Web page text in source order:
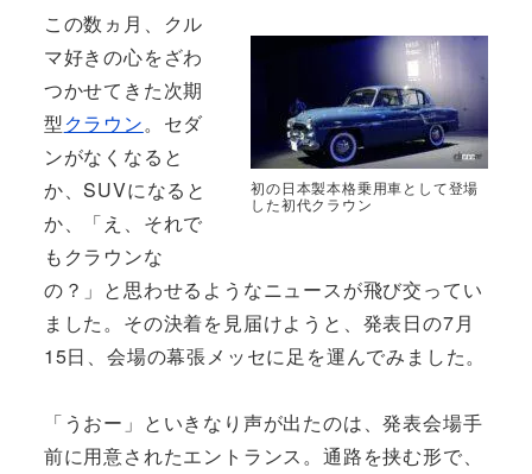
初の日本製本格乗用車として登場
した初代クラウン
この数ヵ月、クル
マ好きの心をざわ
つかせてきた次期
型クラウン。セダ
ンがなくなると
か、SUVになると
か、「え、それで
もクラウンな
の？」と思わせるようなニュースが飛び交ってい
ました。その決着を見届けようと、発表日の7月
15日、会場の幕張メッセに足を運んでみました。
「うおー」といきなり声が出たのは、発表会場手
前に用意されたエントランス。通路を挟む形で、